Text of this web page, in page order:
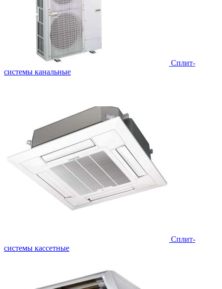
Сплит-
системы канальные
Сплит-
системы кассетные